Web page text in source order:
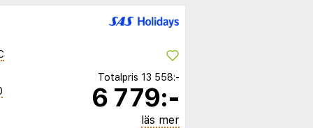
Totalpris 13 558:-
6 779:-
läs mer